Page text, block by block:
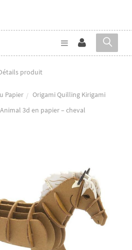
produit
Papier
Origami Quilling Kirigami
Animal 3d en papier – cheval